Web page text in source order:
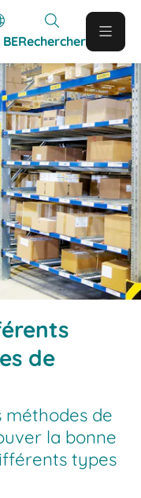
BERechercher
de
méthodes de
la bonne
types